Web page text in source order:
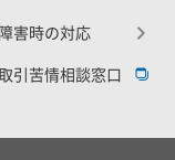
害時の対応
引苦情相談窓口